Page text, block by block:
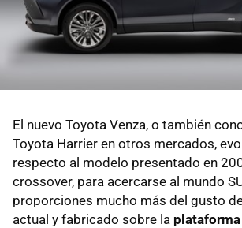
El nuevo Toyota Venza, o también
Toyota Harrier en otros mercados,
respecto al modelo presentado en
crossover, para acercarse al mundo
proporciones mucho más del gusto
actual y fabricado sobre la